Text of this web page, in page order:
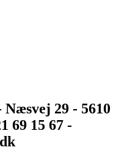
Næsvej 29 - 5610
69 15 67 -